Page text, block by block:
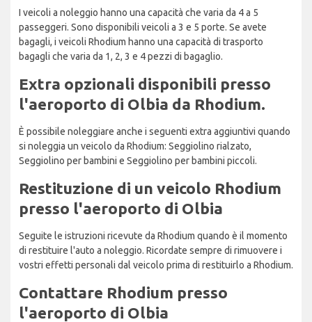
I veicoli a noleggio hanno una capacità che varia da 4 a 5
passeggeri. Sono disponibili veicoli a 3 e 5 porte. Se avete
bagagli, i veicoli Rhodium hanno una capacità di trasporto
bagagli che varia da 1, 2, 3 e 4 pezzi di bagaglio.
Extra opzionali disponibili presso
l'aeroporto di Olbia da Rhodium.
È possibile noleggiare anche i seguenti extra aggiuntivi quando
si noleggia un veicolo da Rhodium: Seggiolino rialzato,
Seggiolino per bambini e Seggiolino per bambini piccoli.
Restituzione di un veicolo Rhodium
presso l'aeroporto di Olbia
Seguite le istruzioni ricevute da Rhodium quando è il momento
di restituire l'auto a noleggio. Ricordate sempre di rimuovere i
vostri effetti personali dal veicolo prima di restituirlo a Rhodium.
Contattare Rhodium presso
l'aeroporto di Olbia